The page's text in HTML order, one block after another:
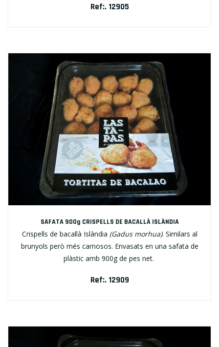
Ref:. 12905
SAFATA 900g CRISPELLS DE BACALLÀ ISLÀNDIA
Crispells de bacallà Islàndia (Gadus morhua). Similars al
brunyols però més carnosos. Envasats en una safata de
plàstic amb 900g de pes net.
Ref:. 12909